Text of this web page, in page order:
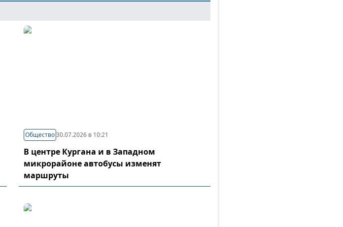
Общество 30.07.2026 в 10:21
В центре Кургана и в Западном
микрорайоне автобусы изменят
маршруты